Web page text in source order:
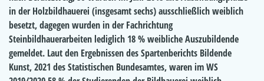
in der Holzbildhauerei (insgesamt sechs) ausschließlich weiblich
besetzt, dagegen wurden in der Fachrichtung
Steinbildhauerarbeiten lediglich 18 % weibliche Auszubildende
gemeldet. Laut den Ergebnissen des Spartenberichts Bildende
Kunst, 2021 des Statistischen Bundesamtes, waren im WS